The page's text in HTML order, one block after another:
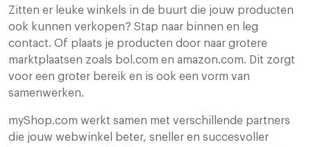
Zitten er leuke winkels in de buurt die jouw producten
ook kunnen verkopen? Stap naar binnen en leg
contact. Of plaats je producten door naar grotere
marktplaatsen zoals bol.com en amazon.com. Dit zorgt
voor een groter bereik en is ook een vorm van
samenwerken.
myShop.com werkt samen met verschillende partners
die jouw webwinkel beter, sneller en succesvoller